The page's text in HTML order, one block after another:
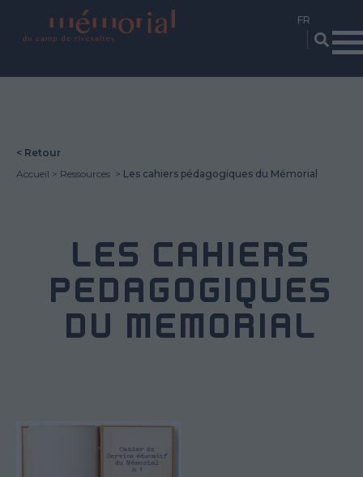
< Retour
Accueil
Ressources Les cahiers pédagogiques du Mémorial
LES CAHIERS
PÉDAGOGIQUES
DU MÉMORIAL